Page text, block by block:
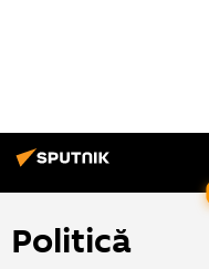
Politică